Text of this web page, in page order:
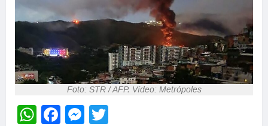
Foto: STR / AFP. Vídeo: Metrópoles
WhatsApp
Facebook
Messenger